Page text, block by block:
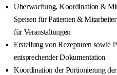
Überwachung, Koordination &
Speisen für Patienten &
für Veranstaltungen
Erstellung von Rezepturen sowie
entsprechender Dokumentation
Koordination der Portionierung